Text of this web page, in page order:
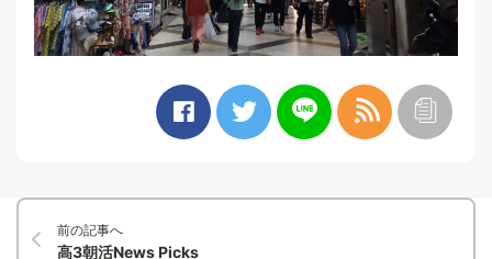
前の記事へ
高3朝活News Picks